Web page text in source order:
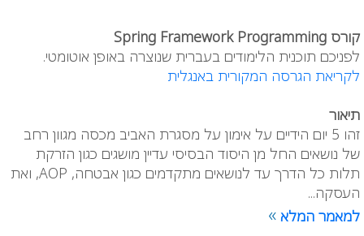
קורס Spring Framework Programming
לפניכם תוכנית הלימודים בעברית שנוצרה באופן אוטומטי.
לקריאת הגרסה המקורית באנגלית
תיאור
זהו 5 יום הידיים על אימון על מסגרת האביב מכסה מגוון רחב
של נושאים החל מן היסוד הבסיסי עדיין מושגים כגון הזרקת
תלות כל הדרך עד לנושאים מתקדמים כגון אבטחה, AOP, ואת
העסקה...
למאמר המלא »